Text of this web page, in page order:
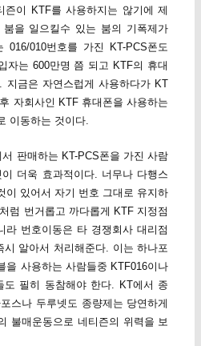
즌이 KTF를 사용하지는 않기에 제
을 일으킬수 있는 붐의 기폭제가
016/010번호를 가진 KT-PCS폰도
자는 600만명 쯤 되고 KTF의 휴대
지금은 자연스럽게 사용하다가 KT
자회사인 KTF 휴대폰을 사용하는
이동하는 것이다.
판매하는 KT-PCS폰을 가진 사람
더욱 효과적이다. 너무나 다행스
이 있어서 자기 번호 그대로 유지하
럼 번거롭고 까다롭게 KTF 지정점
번호이동은 타 경쟁회사 대리점
알아서 처리해준다. 이는 하나포
을 사용하는 사람들중 KTF016이나
도 필히 동참해야 한다. KT에서 종
스나 두루넷도 종량제는 당연하게
불매운동으로 네티즌의 위력을 보